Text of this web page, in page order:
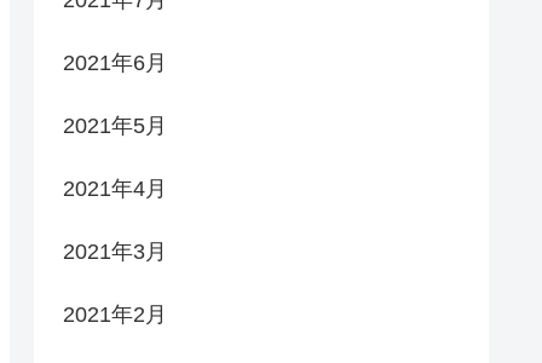
2021年6月
2021年5月
2021年4月
2021年3月
2021年2月